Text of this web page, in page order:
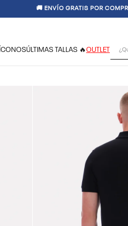
🚚 ENVÍO GRATIS POR
ÍCONOSÚLTIMAS TALLAS 🔥OUTLET